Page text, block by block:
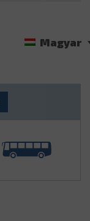
Magyar